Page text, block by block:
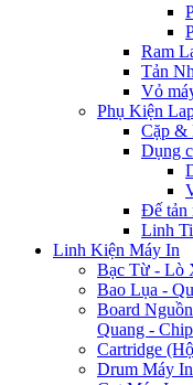
Ram
Tản
Vỏ
Phụ Kiện
Cặp &
Dụng
Đế tản
Linh
Linh Kiện Máy In
Bạc Từ - Lò
Bao Lụa -
Board
Quang -
Cartridge
Drum Máy In